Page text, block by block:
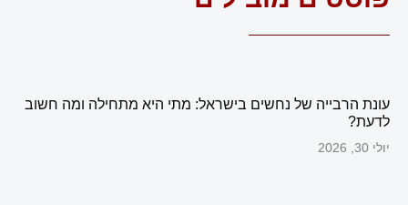
עונת הרבייה של נחשים בישראל: מתי היא מתחילה ומה חשוב
לדעת?
יולי 30, 2026